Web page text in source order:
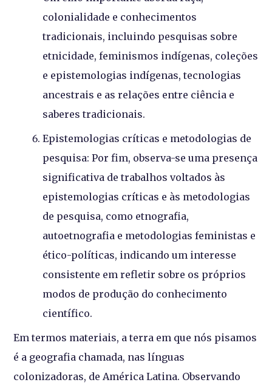
colonialidade e conhecimentos
tradicionais, incluindo pesquisas sobre
etnicidade, feminismos indígenas, coleções
e epistemologias indígenas, tecnologias
ancestrais e as relações entre ciência e
saberes tradicionais.
Epistemologias críticas e metodologias de
pesquisa: Por fim, observa-se uma presença
significativa de trabalhos voltados às
epistemologias críticas e às metodologias
de pesquisa, como etnografia,
autoetnografia e metodologias feministas e
ético-políticas, indicando um interesse
consistente em refletir sobre os próprios
modos de produção do conhecimento
científico.
Em termos materiais, a terra em que nós pisamos
é a geografia chamada, nas línguas
colonizadoras, de América Latina. Observando